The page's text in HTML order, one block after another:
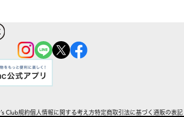
Club規約個人情報に関する考え方特定商取引法に基づく通販の表記